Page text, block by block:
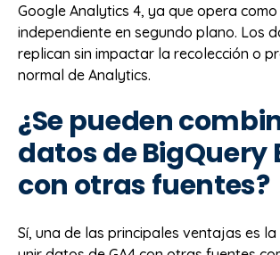
Google Analytics 4, ya que opera
independiente en segundo plano. Los
replican sin impactar la recolección o
normal de Analytics.
¿Se pueden
datos de BigQuery
con otras fuentes?
Sí, una de las principales ventajas es